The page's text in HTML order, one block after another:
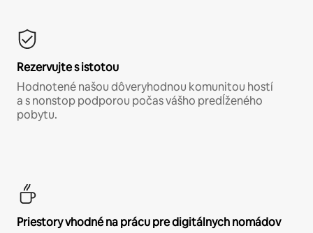
Rezervujte s istotou
Hodnotené našou dôveryhodnou komunitou hostí
a s nonstop podporou počas vášho predĺženého
pobytu.
Priestory vhodné na prácu pre digitálnych nomádov